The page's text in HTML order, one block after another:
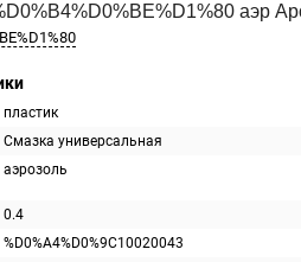
аэр
пластик
Смазка универсальная
аэрозоль
0.4
%D0%A4%D0%9C10020043